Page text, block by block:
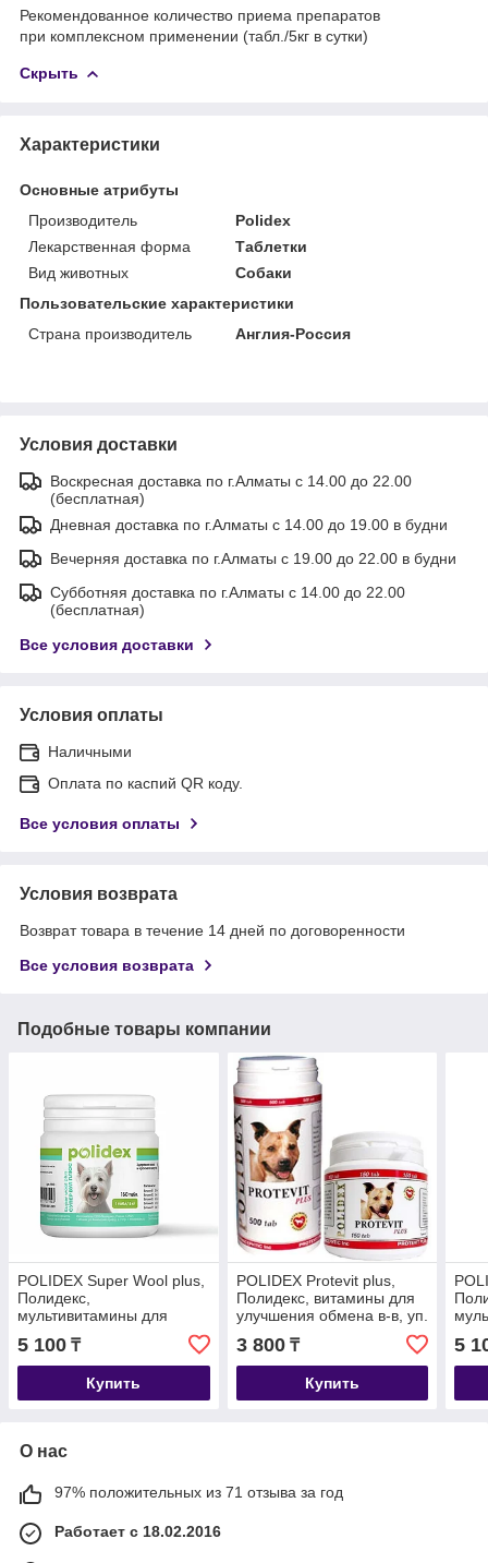
Рекомендованное количество приема препаратов
при комплексном применении (табл./5кг в сутки)
Скрыть
Характеристики
Основные атрибуты
Производитель
Polidex
Лекарственная форма
Таблетки
Вид животных
Собаки
Пользовательские характеристики
Страна производитель
Англия-Россия
Условия доставки
Воскресная доставка по г.Алматы с 14.00 до 22.00
(бесплатная)
Дневная доставка по г.Алматы с 14.00 до 19.00 в будни
Вечерняя доставка по г.Алматы с 19.00 до 22.00 в будни
Субботняя доставка по г.Алматы с 14.00 до 22.00
(бесплатная)
Все условия доставки
Условия оплаты
Наличными
Оплата по каспий QR коду.
Все условия оплаты
Условия возврата
Возврат товара в течение 14 дней по договоренности
Все условия возврата
Подобные товары компании
POLIDEX Super Wool plus,
Полидекс,
мультивитамины для
шерсти и яркости окраса,
уп. 150 табл.
5 100 ₸
Купить
POLIDEX Protevit plus,
Полидекс, витамины для
улучшения обмена в-в, уп.
150 табл
3 800₸
Купить
5
О нас
97% положительных из 71 отзыва за год
Работает с 18.02.2016